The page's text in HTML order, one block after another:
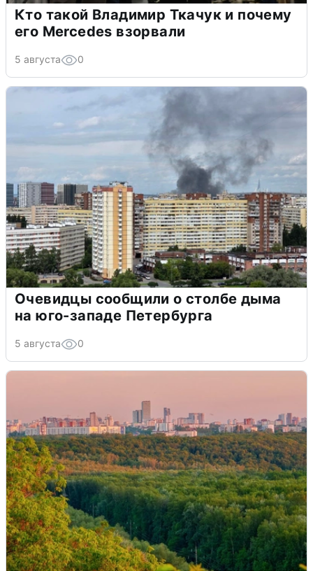
Кто такой Владимир Ткачук и почему
его Mercedes взорвали
5 августа 0
Очевидцы сообщили о столбе дыма
на юго-западе Петербурга
5 августа 0